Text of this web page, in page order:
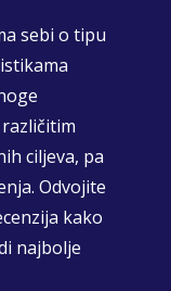
sebi o tipu
ciljeva, pa
Odvojite
kako
najbolje